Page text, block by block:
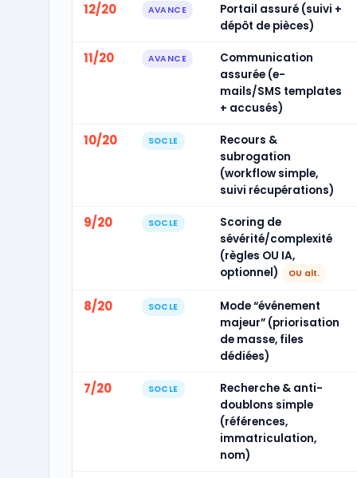
12/20 AVANCE
Portail assuré (suivi +
dépôt de pièces)
11/20 AVANCE
Communication
assurée (e-
mails/SMS templates
+ accusés)
10/20 SOCLE
Recours &
subrogation
(workflow simple,
suivi récupérations)
9/20 SOCLE
Scoring de
sévérité/complexité
(règles OU IA,
optionnel)
OU alt.
8/20 SOCLE
Mode “événement
majeur” (priorisation
de masse, files
dédiées)
7/20 SOCLE
Recherche & anti-
doublons simple
(références,
immatriculation,
nom)